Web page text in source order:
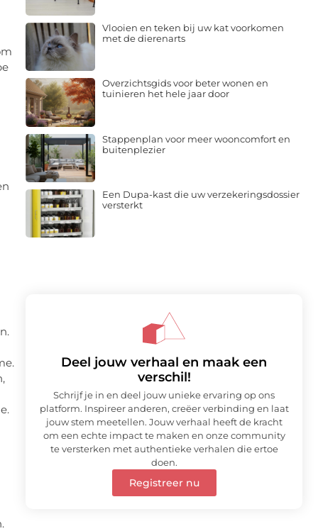
Vlooien en teken bij uw kat voorkomen
met de dierenarts
Overzichtsgids voor beter wonen en
tuinieren het hele jaar door
Stappenplan voor meer wooncomfort en
buitenplezier
Een Dupa-kast die uw verzekeringsdossier
versterkt
Deel jouw verhaal en maak een
verschil!
Schrijf je in en deel jouw unieke ervaring op ons
platform. Inspireer anderen, creëer verbinding en laat
jouw stem meetellen. Jouw verhaal heeft de kracht
om een echte impact te maken en onze community
te versterken met authentieke verhalen die ertoe
doen.
Registreer nu